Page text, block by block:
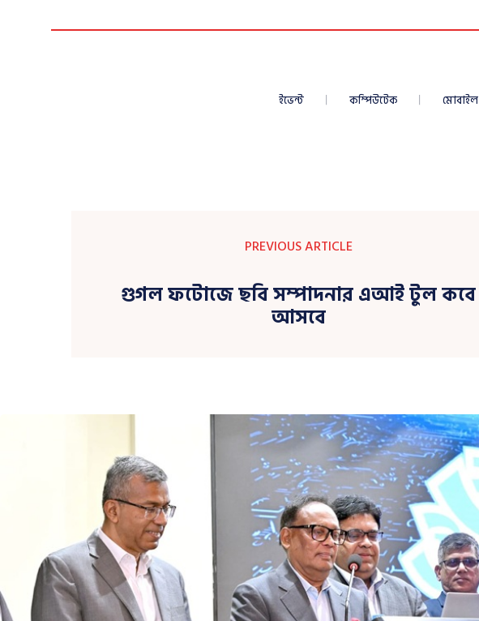
ইভেন্ট কম্পিউটেক মোবাইল
PREVIOUS ARTICLE
গুগল ফটোজে ছবি সম্পাদনার এআই টুল কবে
আসবে